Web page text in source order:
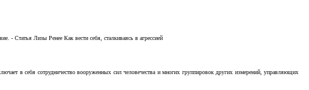
- Статья Лизы Ренее Как вести себя, сталкиваясь в агрессией
в себя сотрудничество вооруженных сил человечества и многих группировок других измерений, управляющих